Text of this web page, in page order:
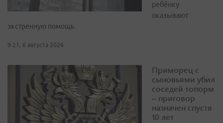
ребёнку
оказывают
экстренную помощь
9:21, 6 августа 2026
Приморец с
сыновьями убил
соседей топорм
– приговор
назначен спустя
10 лет